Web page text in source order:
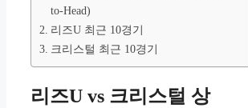
to-Head)
리즈U 최근 10경기
크리스털 최근 10경기
리즈U vs 크리스털 상